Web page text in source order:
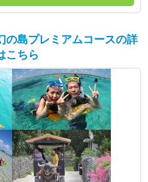
の島プレミアムコースの詳
こちら